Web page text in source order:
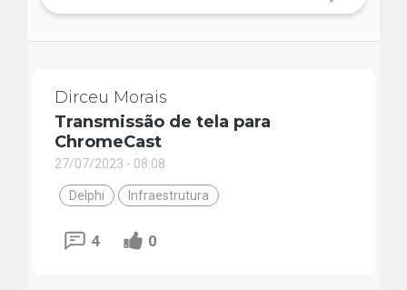
Dirceu Morais
Transmissão de tela para
ChromeCast
27/07/2023 - 08:08
Delphi Infraestrutura
4 0